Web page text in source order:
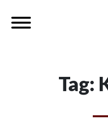
Tag: